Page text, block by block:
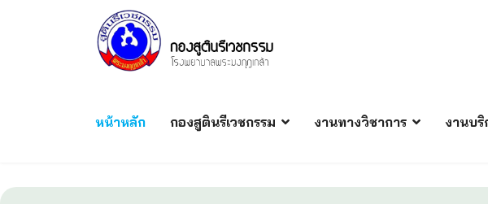
หน้าหลัก กองสูตินรีเวชกรรม งานทางวิชาการ งานบริ